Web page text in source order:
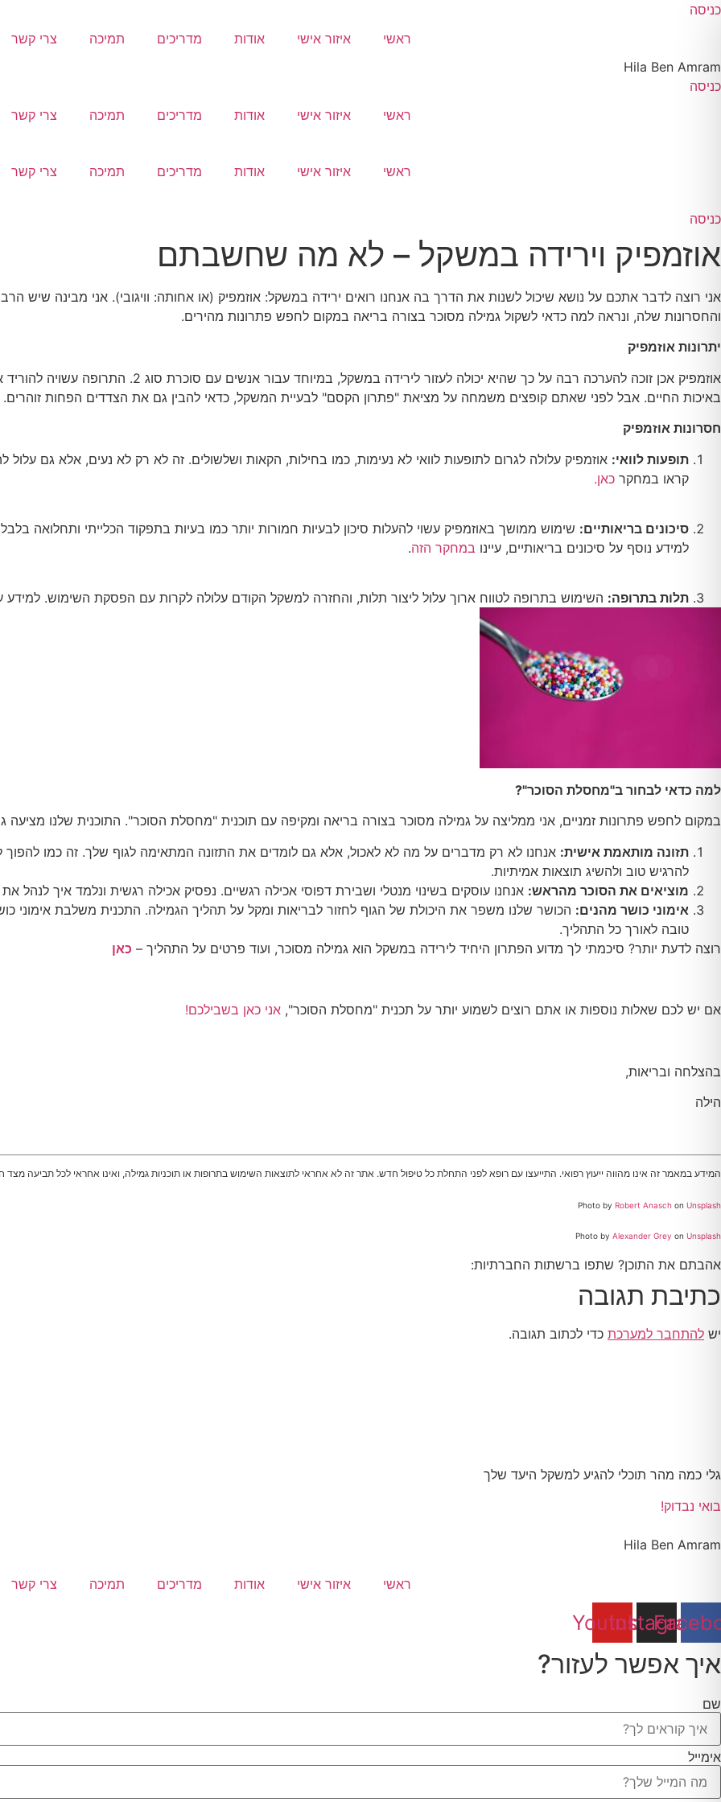
דלג
כניסה
ראשי
איזור אישי אודות מדריכים תמיכה
צרי קשר
Hila Ben Amram
כניסה
ראשי
איזור אישי אודות מדריכים תמיכה צרי קשר
ראשי איזור אישי אודות מדריכים תמיכה צרי קשר
כניסה
אוזמפיק וירידה במשקל – לא מה שחשבתם
אני רוצה לדבר אתכם על נושא שיכול לשנות את הדרך בה אנחנו רואים ירידה במשקל: אוזמפיק (או אחותה: וויגובי). אני מבינה שיש
והחסרונות שלה, ונראה למה כדאי לשקול גמילה מסוכר בצורה בריאה במקום לחפש פתרונות מהירים.
יתרונות אוזמפיק
אוזמפיק אכן זוכה להערכה רבה על כך שהיא יכולה
באיכות החיים. אבל לפני שאתם קופצים משמחה על מציאת "פתרון הקסם" לבעיית המשקל, כדאי להבין גם את הצדדים הפחות זוהרים.
חסרונות אוזמפיק
תופעות לוואי: אוזמפיק עלולה לגרום לתופעות לוואי לא נעימות, כמו בחילות, הקאות ושלשולים. זה לא רק לא נעים, אלא גם עלול
קראו במחקר כאן.
סיכונים בריאותיים: שימוש ממושך באוזמפיק עשוי להעלות סיכון לבעיות חמורות יותר כמו בעיות בתפקוד הכלייתי ותחלואה
למידע נוסף על סיכונים בריאותיים, עיינו במחקר הזה.
תלות בתרופה: השימוש בתרופה לטווח ארוך עלול ליצור תלות, והחזרה למשקל הקודם עלולה לקרות עם הפסקת השימוש.
למה כדאי לבחור ב"מחסלת הסוכר"?
במקום לחפש פתרונות זמניים, אני ממליצה על גמילה מסוכר בצורה בריאה ומקיפה עם תוכנית "מחסלת הסוכר". התוכנית שלנו מציעה
תזונה מותאמת אישית: אנחנו לא רק מדברים על מה לא לאכול, אלא גם לומדים את התזונה המתאימה לגוף שלך. זה כמו להפוך
להרגיש טוב ולהשיג תוצאות אמיתיות.
מוציאים את הסוכר מהראש: אנחנו עוסקים בשינוי מנטלי ושבירת דפוסי אכילה רגשיים. נפסיק אכילה רגשית ונלמד איך
אימוני כושר מהנים: הכושר שלנו משפר את היכולת של הגוף לחזור לבריאות ומקל על תהליך הגמילה. התכנית משלבת אימוני
טובה לאורך כל התהליך.
רוצה לדעת יותר? סיכמתי לך מדוע הפתרון היחיד לירידה במשקל הוא גמילה מסוכר, ועוד פרטים על התהליך – כאן
אם יש לכם שאלות נוספות או אתם רוצים לשמוע יותר על תכנית "מחסלת הסוכר", אני כאן בשבילכם!
בהצלחה ובריאות,
הילה
המידע במאמר זה אינו מהווה ייעוץ רפואי. התייעצו עם רופא לפני התחלת כל טיפול חדש. אתר זה לא אחראי לתוצאות השימוש בתרופות או תוכניות גמילה, ואינו אחראי לכל תביעה מצד
Photo by Robert Anasch on Unsplash
Photo by Alexander Grey on Unsplash
אהבתם את התוכן? שתפו ברשתות החברתיות:
כתיבת תגובה
יש להתחבר למערכת כדי לכתוב תגובה.
גלי כמה מהר תוכלי להגיע למשקל היעד שלך
בואי נבדוק!
Hila Ben Amram
ראשי איזור אישי אודות מדריכים תמיכה צרי קשר
Instagram
Youtube
איך אפשר לעזור?
שם
אימייל